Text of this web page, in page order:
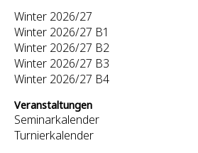
Winter 2026/27
Winter 2026/27 B1
Winter 2026/27 B2
Winter 2026/27 B3
Winter 2026/27 B4
Veranstaltungen
Seminarkalender
Turnierkalender